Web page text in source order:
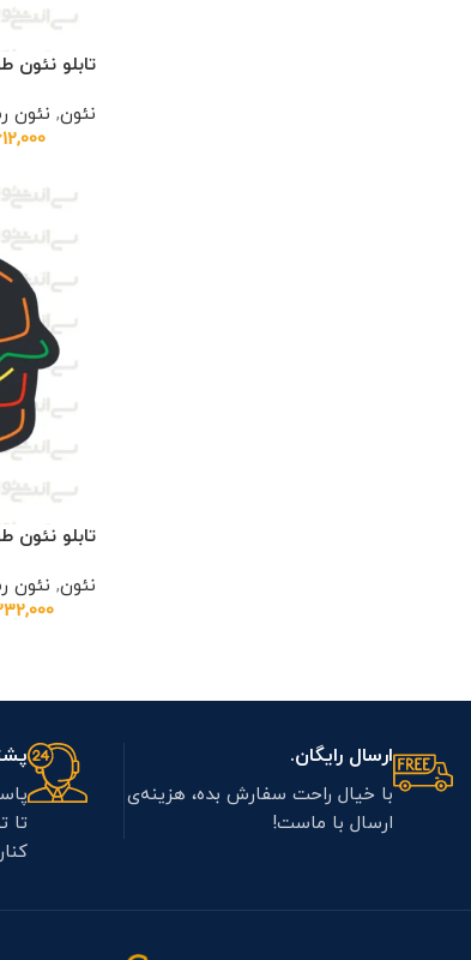
تابلو
نئون, نئون
تابلو نئون
نئون, نئون
ارسال رایگان.
با خیال راحت سفارش بده، هزینه‌ی
ارسال با ماست!
تا